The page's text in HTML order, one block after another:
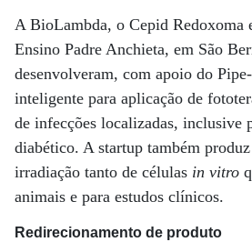
A BioLambda, o Cepid Redoxoma
Ensino Padre Anchieta, em São
desenvolveram, com apoio do
inteligente para aplicação de
de infecções localizadas, inclusive
diabético. A startup também
irradiação tanto de células in vitro
animais e para estudos clínicos.
Redirecionamento de produto